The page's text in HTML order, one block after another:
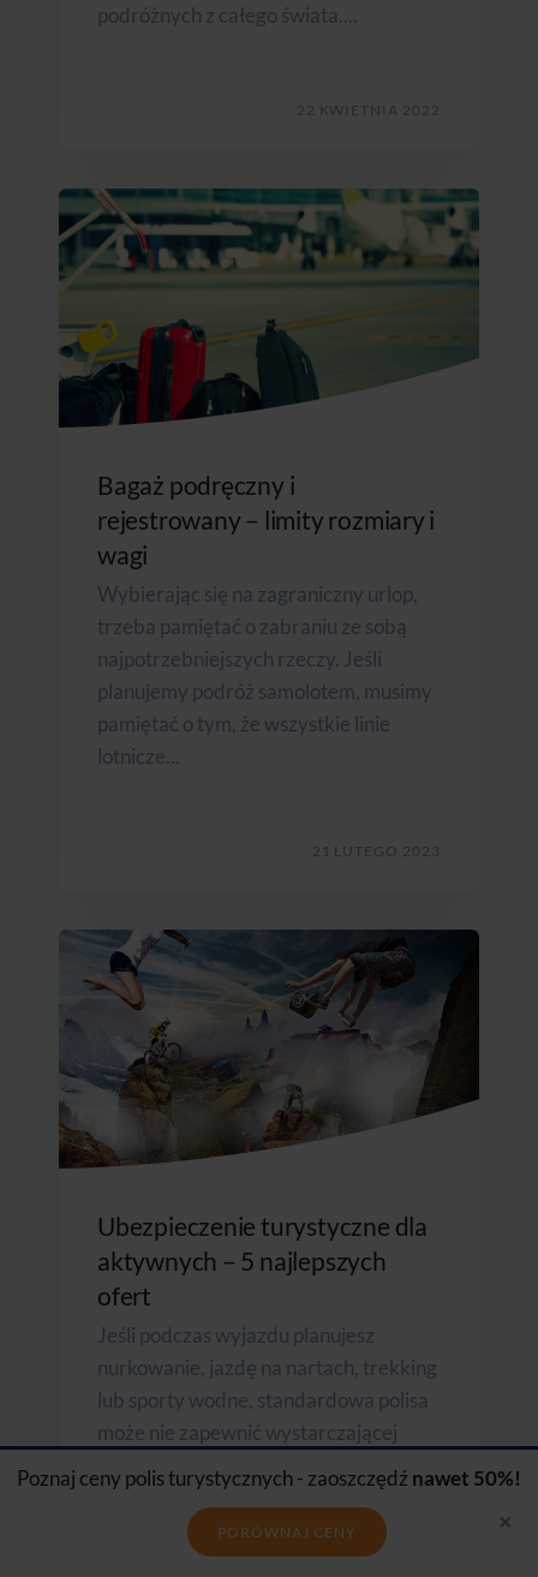
podróżnych z całego świata....
22 KWIETNIA 2022
Bagaż podręczny i
rejestrowany – limity rozmiary i
wagi
Wybierając się na zagraniczny urlop,
trzeba pamiętać o zabraniu ze sobą
najpotrzebniejszych rzeczy. Jeśli
planujemy podróż samolotem, musimy
pamiętać o tym, że wszystkie linie
lotnicze...
21 LUTEGO 2023
Ubezpieczenie turystyczne dla
aktywnych – 5 najlepszych
ofert
Jeśli podczas wyjazdu planujesz
nurkowanie, jazdę na nartach, trekking
lub sporty wodne, standardowa polisa
może nie zapewnić wystarczającej
ochrony. Porównaliśmy 5 najlepszych
ubezpieczeń turystycznych dla...
Poznaj ceny polis turystycznych - zaoszczędź nawet 50%!
PORÓWNAJ CENY ×